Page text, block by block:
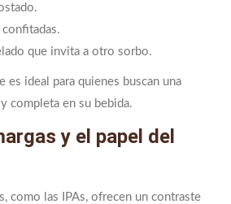
que invita a otro sorbo.
es ideal para quienes buscan una
completa en su bebida.
y el papel del
como las IPAs, ofrecen un contraste